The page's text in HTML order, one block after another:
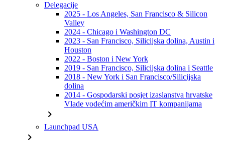
Delegacije
2025 - Los Angeles, San Francisco & Silicon
Valley
2024 - Chicago i Washington DC
2023 - San Francisco, Silicijska dolina, Austin i
Houston
2022 - Boston i New York
2019 - San Francisco, Silicijska dolina i Seattle
2018 - New York i San Francisco/Silicijska
dolina
2014 - Gospodarski posjet izaslanstva hrvatske
Vlade vodećim američkim IT kompanijama
chevron_right
Launchpad USA
chevron_right